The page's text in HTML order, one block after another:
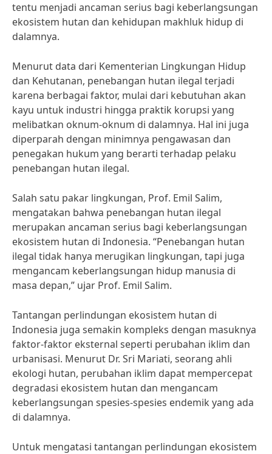
tentu menjadi ancaman serius bagi keberlangsungan
ekosistem hutan dan kehidupan makhluk hidup di
dalamnya.
Menurut data dari Kementerian Lingkungan Hidup
dan Kehutanan, penebangan hutan ilegal terjadi
karena berbagai faktor, mulai dari kebutuhan akan
kayu untuk industri hingga praktik korupsi yang
melibatkan oknum-oknum di dalamnya. Hal ini juga
diperparah dengan minimnya pengawasan dan
penegakan hukum yang berarti terhadap pelaku
penebangan hutan ilegal.
Salah satu pakar lingkungan, Prof. Emil Salim,
mengatakan bahwa penebangan hutan ilegal
merupakan ancaman serius bagi keberlangsungan
ekosistem hutan di Indonesia. “Penebangan hutan
ilegal tidak hanya merugikan lingkungan, tapi juga
mengancam keberlangsungan hidup manusia di
masa depan,” ujar Prof. Emil Salim.
Tantangan perlindungan ekosistem hutan di
Indonesia juga semakin kompleks dengan masuknya
faktor-faktor eksternal seperti perubahan iklim dan
urbanisasi. Menurut Dr. Sri Mariati, seorang ahli
ekologi hutan, perubahan iklim dapat mempercepat
degradasi ekosistem hutan dan mengancam
keberlangsungan spesies-spesies endemik yang ada
di dalamnya.
Untuk mengatasi tantangan perlindungan ekosistem